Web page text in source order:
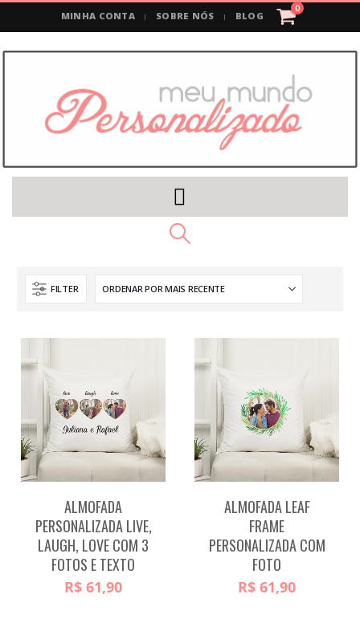
MINHA CONTA SOBRE NÓS BLOG
0
FILTER
ALMOFADA
PERSONALIZADA LIVE,
LAUGH, LOVE COM 3
FOTOS E TEXTO
R$61,90
ALMOFADA LEAF
FRAME
PERSONALIZADA COM
FOTO
R$61,90